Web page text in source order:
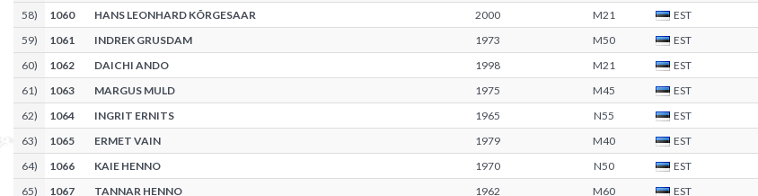
58) 1060 HANS LEONHARD KÕRGESAAR 2000 M21 EST
59) 1061 INDREK GRUSDAM 1973 M50 EST
60) 1062 DAICHI ANDO 1998 M21 EST
61) 1063 MARGUS MULD 1975 M45 EST
62) 1064 INGRIT ERNITS 1965 N55 EST
63) 1065 ERMET VAIN 1979 M40 EST
64) 1066 KAIE HENNO 1970 N50 EST
65) 1067 TANNAR HENNO 1962 M60 EST